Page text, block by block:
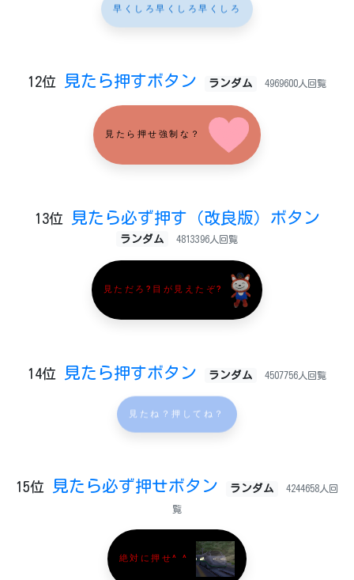
早くしろ早くしろ早くしろ
12位 見たら押すボタン ランダム 4969600人回覧
見たら押せ強制な？
13位 見たら必ず押す（改良版）ボタン
ランダム 4813396人回覧
見ただろ?目が見えたぞ?
14位 見たら押すボタン ランダム 4507756人回覧
見たね？押してね？
15位 見たら必ず押せボタン ランダム 4244658人回
覧
絶対に押せ^ ^